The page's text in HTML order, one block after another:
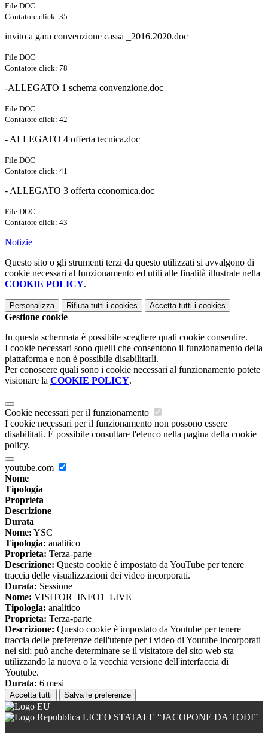
File DOC
Contatore click: 35
invito a gara convenzione cassa _2016.2020.doc
File DOC
Contatore click: 78
-ALLEGATO 1 schema convenzione.doc
File DOC
Contatore click: 42
- ALLEGATO 4 offerta tecnica.doc
File DOC
Contatore click: 41
- ALLEGATO 3 offerta economica.doc
File DOC
Contatore click: 43
Notizie
Questo sito o gli strumenti terzi da questo utilizzati si avvalgono di
cookie necessari al funzionamento ed utili alle finalità illustrate nella
COOKIE POLICY.
Personalizza Rifiuta tutti i cookies Accetta tutti i cookies
Gestione cookie
In questa schermata è possibile scegliere quali cookie consentire.
I cookie necessari sono quelli che consentono il funzionamento della
piattaforma e non è possibile disabilitarli.
Per conoscere quali sono i cookie necessari al funzionamento potete
visionare la COOKIE POLICY.
Cookie necessari per il funzionamento
I cookie necessari per il funzionamento non possono essere
disabilitati. È possibile consultare l'elenco nella pagina della cookie
policy.
youtube.com
Nome
Tipologia
Proprieta
Descrizione
Durata
Nome: YSC
Tipologia: analitico
Proprieta: Terza-parte
Descrizione: Questo cookie è impostato da YouTube per tenere
traccia delle visualizzazioni dei video incorporati.
Durata: Sessione
Nome: VISITOR_INFO1_LIVE
Tipologia: analitico
Proprieta: Terza-parte
Descrizione: Questo cookie è impostato da Youtube per tenere
traccia delle preferenze dell'utente per i video di Youtube incorporati
nei siti; può anche determinare se il visitatore del sito web sta
utilizzando la nuova o la vecchia versione dell'interfaccia di
Youtube.
Durata: 6 mesi
Accetta tutti Salva le preferenze
LICEO STATALE “JACOPONE DA TODI”